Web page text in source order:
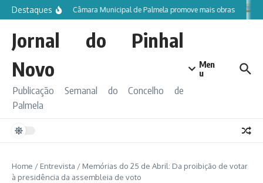
Ir para o conteúdo
Destaques Câmara Municipal de Palmela promove mais obras
Jornal do Pinhal
Novo
Publicação Semanal do Concelho de
Palmela
Men
u
Home / Entrevista / Memórias do 25 de Abril: Da proibição de votar
à presidência da assembleia de voto